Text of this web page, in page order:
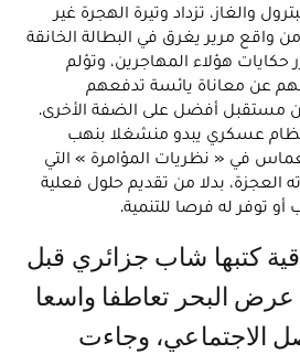
والغاز، تزداد وتيرة الهجرة غير
واقع مرير يغرق في البطالة الخانقة
حكايات هؤلاء المهاجرين، وتؤلم
عن معاناة يائسة تدفعهم
عن مستقبل أفضل على الضفة الأخرى.
عسكري يبدو منشغلا بنهب
في « نظريات المؤامرة » التي
العجزة، بدلا من تقديم حلول فعلية
توفر له فرصا للتنمية.
البحر تعاطفا واسعا
الاجتماعي، وجاءت